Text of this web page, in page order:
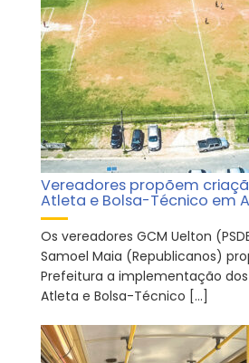
Vereadores propõem
Atleta e Bolsa-Técnico em
Os vereadores GCM Uelton
Samoel Maia (Republicanos)
Prefeitura a implementação
Atleta e Bolsa-Técnico […]